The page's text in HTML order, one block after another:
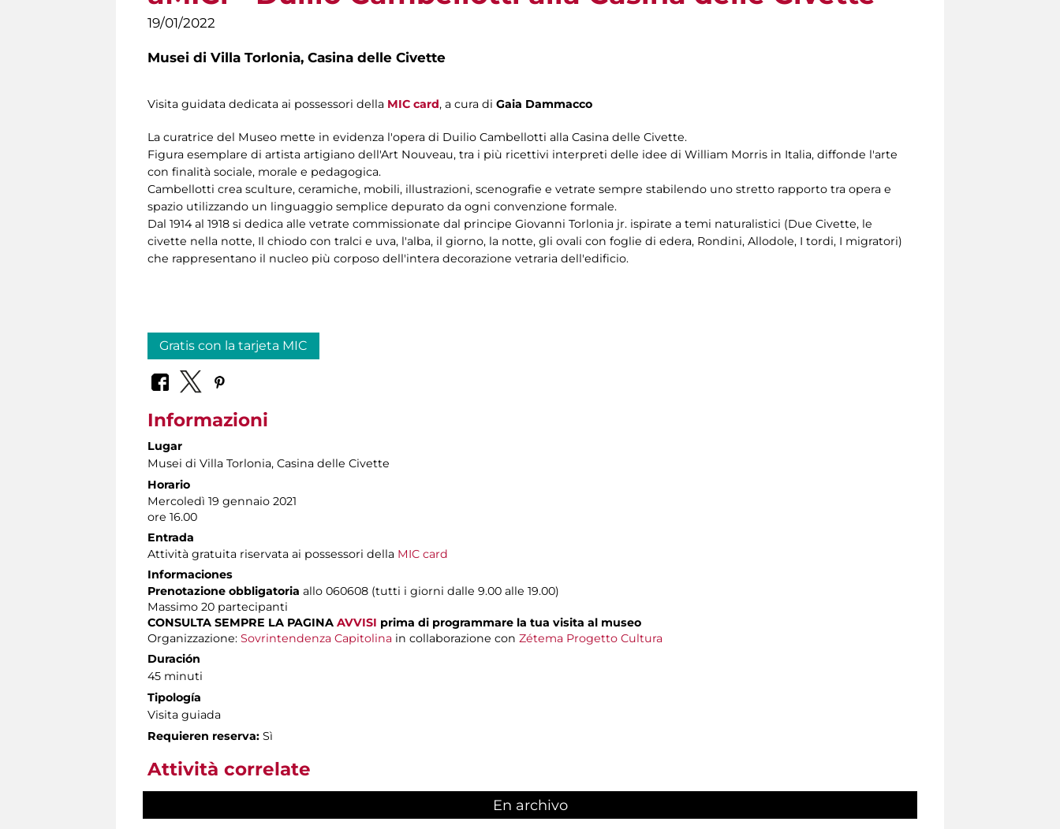
19/01/2022
Musei di Villa Torlonia, Casina delle Civette
Visita guidata dedicata ai possessori della MIC card, a cura di Gaia Dammacco
La curatrice del Museo mette in evidenza l'opera di Duilio Cambellotti alla Casina delle Civette.
Figura esemplare di artista artigiano dell'Art Nouveau, tra i più ricettivi interpreti delle idee di William Morris in Italia, diffonde l'arte
con finalità sociale, morale e pedagogica.
Cambellotti crea sculture, ceramiche, mobili, illustrazioni, scenografie e vetrate sempre stabilendo uno stretto rapporto tra opera e
spazio utilizzando un linguaggio semplice depurato da ogni convenzione formale.
Dal 1914 al 1918 si dedica alle vetrate commissionate dal principe Giovanni Torlonia jr. ispirate a temi naturalistici (Due Civette, le
civette nella notte, Il chiodo con tralci e uva, l'alba, il giorno, la notte, gli ovali con foglie di edera, Rondini, Allodole, I tordi, I migratori)
che rappresentano il nucleo più corposo dell'intera decorazione vetraria dell'edificio.
Gratis con la tarjeta MIC
Informazioni
Lugar
Musei di Villa Torlonia, Casina delle Civette
Horario
Mercoledì 19 gennaio 2021
ore 16.00
Entrada
Attività gratuita riservata ai possessori della MIC card
Informaciones
Prenotazione obbligatoria allo 060608 (tutti i giorni dalle 9.00 alle 19.00)
Massimo 20 partecipanti
CONSULTA SEMPRE LA PAGINA AVVISI prima di programmare la tua visita al museo
Organizzazione: Sovrintendenza Capitolina in collaborazione con Zétema Progetto Cultura
Duración
45 minuti
Tipología
Visita guiada
Requieren reserva: Sì
Attività correlate
En archivo